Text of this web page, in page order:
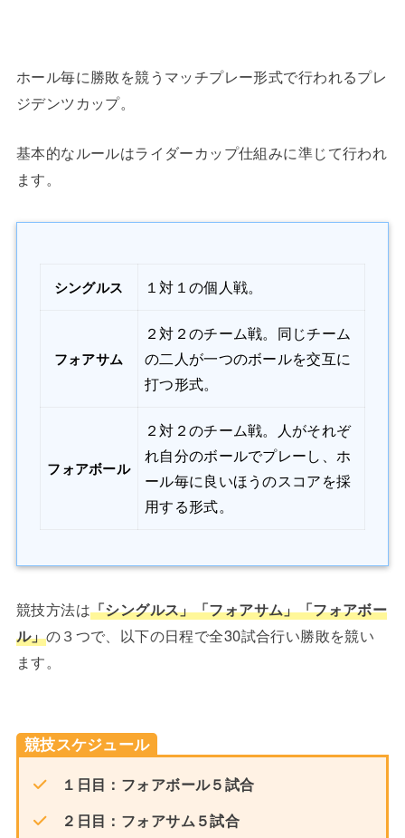
ホール毎に勝敗を競うマッチプレー形式で行われるプレ
ジデンツカップ。
基本的なルールはライダーカップ仕組みに準じて行われ
ます。
シングルス １対１の個人戦。
フォアサム
２対２のチーム戦。同じチーム
の二人が一つのボールを交互に
打つ形式。
フォアボール
２対２のチーム戦。人がそれぞ
れ自分のボールでプレーし、ホ
ール毎に良いほうのスコアを採
用する形式。
競技方法は「シングルス」「フォアサム」「フォアボー
ル」の３つで、以下の日程で全30試合行い勝敗を競い
ます。
競技スケジュール
１日目：フォアボール５試合
２日目：フォアサム５試合